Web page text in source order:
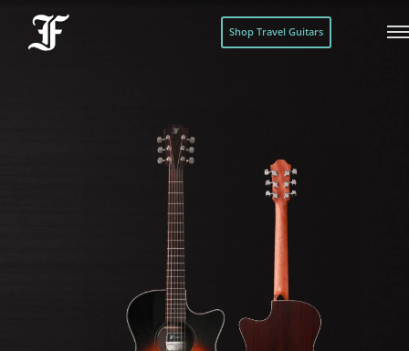
Shop Travel Guitars